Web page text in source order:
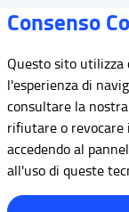
Consenso
Questo sito utilizza
l'esperienza di
consultare la nostra
rifiutare o revocare
accedendo al
all'uso di queste